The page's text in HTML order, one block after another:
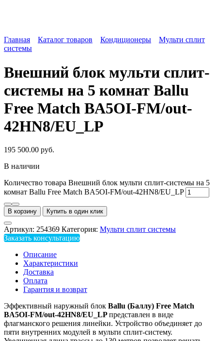
Главная Каталог товаров Кондиционеры
Мульти сплит
системы
Внешний блок мульти сплит-
системы на 5 комнат Ballu
Free Match BA5OI-FM/out-
42HN8/EU_LP
195 500.00 руб.
В наличии
Количество товара Внешний блок мульти сплит-системы на 5
комнат Ballu Free Match BA5OI-FM/out-42HN8/EU_LP
В корзину Купить в один клик
Артикул: 254369 Категория: Мульти сплит системы
Заказать консультацию
Описание
Характеристики
Доставка
Оплата
Гарантия и возврат
Эффективный наружный блок Ballu (Баллу) Free Match
BA5OI-FM/out-42HN8/EU_LPпредставлен в виде
флагманского решения линейки. Устройство объединяет до
пяти внутренних модулей в мульти сплит-систему.